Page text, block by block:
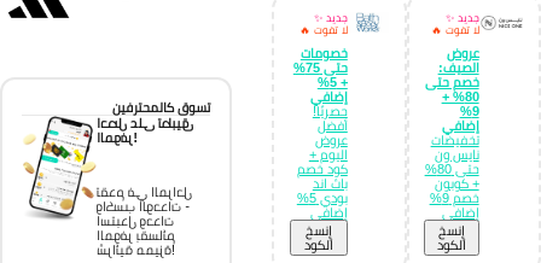
جديد ✨
لا تفوت 🔥
عروض
الصيف:
خصم حتى
80% +
9%
إضافي
تخفيضات
نايس ون
حتى 80%
+ كوبون
خصم 9%
إضافي
إِنسخ
الكود
جديد ✨
لا تفوت 🔥
خصومات
حتى 75%
+ 5%
إضافي
حصريًا!
أفضل
عروض
اليوم +
كود خصم
باث اند
بودي 5%
إضافي
إِنسخ
الكود
تسوق كالمحترفين
احصل على تطبيق
الموفر!
تقدم في المراحل
واكسب الوحدات -
استبدل وحدات
الموفر بقسائم
شرائية مميزة!